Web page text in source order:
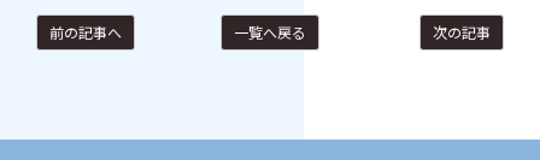
次の記事
一覧へ戻る
前の記事へ